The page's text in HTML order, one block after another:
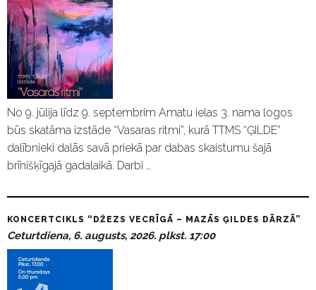
No 9. jūlija līdz 9. septembrim Amatu ielas 3. nama logos
būs skatāma izstāde “Vasaras ritmi”, kurā TTMS “ĢILDE”
dalībnieki dalās savā priekā par dabas skaistumu šajā
brīnišķīgajā gadalaikā. Darbi …
KONCERTCIKLS “DŽEZS VECRĪGĀ – MAZĀS ĢILDES DĀRZĀ”
Ceturtdiena, 6. augusts, 2026. plkst. 17:00